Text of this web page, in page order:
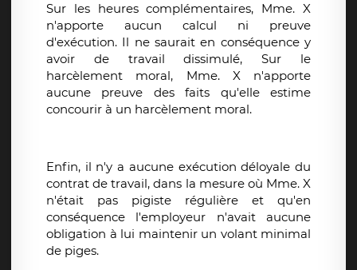
Sur les heures complémentaires, Mme. X
n'apporte aucun calcul ni preuve
d'exécution. Il ne saurait en conséquence y
avoir de travail dissimulé, Sur le
harcèlement moral, Mme. X n'apporte
aucune preuve des faits qu'elle estime
concourir à un harcèlement moral.
Enfin, il n'y a aucune exécution déloyale du
contrat de travail, dans la mesure où Mme. X
n'était pas pigiste régulière et qu'en
conséquence l'employeur n'avait aucune
obligation à lui maintenir un volant minimal
de piges.